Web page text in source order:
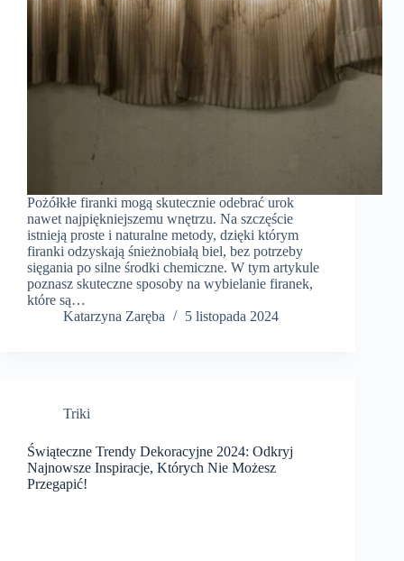
Pożółkłe firanki mogą skutecznie odebrać urok
nawet najpiękniejszemu wnętrzu. Na szczęście
istnieją proste i naturalne metody, dzięki którym
firanki odzyskają śnieżnobiałą biel, bez potrzeby
sięgania po silne środki chemiczne. W tym artykule
poznasz skuteczne sposoby na wybielanie firanek,
które są…
Katarzyna Zaręba
5 listopada 2024
Triki
Świąteczne Trendy Dekoracyjne 2024: Odkryj
Najnowsze Inspiracje, Których Nie Możesz
Przegapić!